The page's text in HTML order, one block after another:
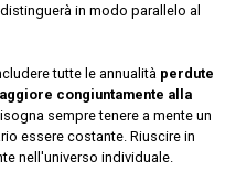
in modo parallelo al
tutte le annualità perdute
congiuntamente alla
sempre tenere a mente un
essere costante. Riuscire in
nell'universo individuale.